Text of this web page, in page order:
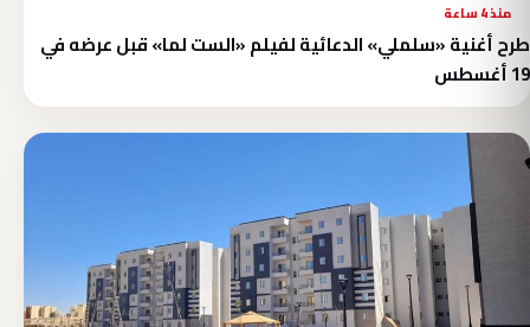
منذ 4 ساعة
طرح أغنية «سلملي» الدعائية لفيلم «الست لما» قبل عرضه في
19 أغسطس